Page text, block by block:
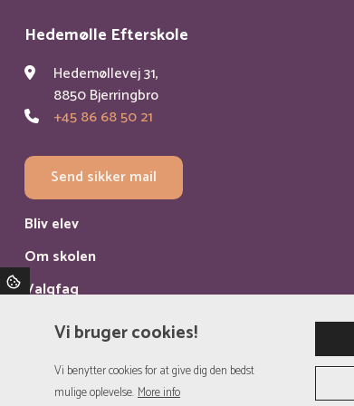
Hedemølle Efterskole
Hedemøllevej 31,
8850 Bjerringbro
+45 86 68 50 21
Send sikker mail
Bliv elev
Om skolen
Valgfag
Kontakt
Vi bruger cookies!
Vi benytter cookies for at give dig den bedst
mulige oplevelse.More info